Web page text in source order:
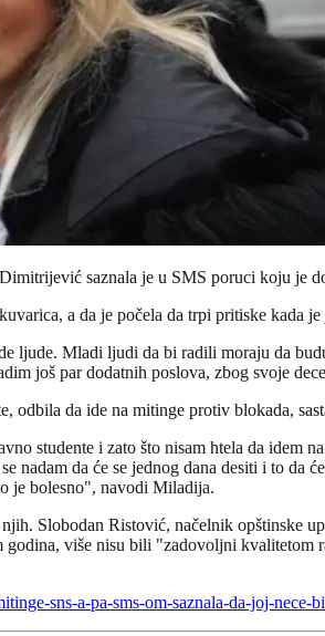
saznala je u SMS poruci koju je
a da je počela da trpi pritiske kada
ljude. Mladi ljudi da bi radili moraju da
još par dodatnih poslova, zbog svoje
odbila da ide na mitinge protiv blokada,
studente i zato što nisam htela da
nadam da će se jednog dana desiti i to
je bolesno", navodi Miladija.
Slobodan Ristović, načelnik opštinske
više nisu bili "zadovoljni
sns-a-pa-sms-om-saznala-da-joj-nece-